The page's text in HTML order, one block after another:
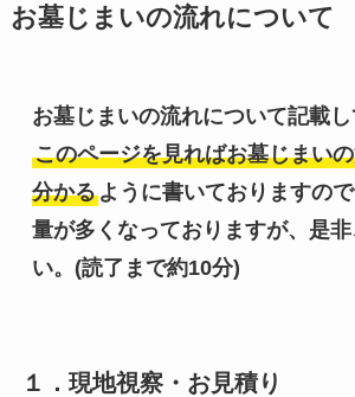
お墓じまいの流れについて
お墓じまいの流れについて記載し
このページを見ればお墓じまい
分かるように書いておりますの
量が多くなっておりますが、是
い。(読了まで約10分)
１．現地視察・お見積り